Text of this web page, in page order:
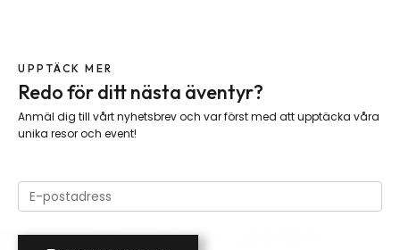
UPPTÄCK MER
Redo för ditt nästa äventyr?
Anmäl dig till vårt nyhetsbrev och var först med att upptäcka våra
unika resor och event!
Please
leave